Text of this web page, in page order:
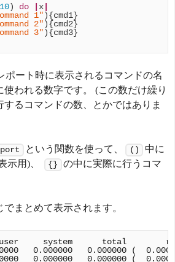
10) do x
1"){cmd1}
2"){cmd2}
3"){cmd3}
ポート時に表示されるコマンドの名
われる数字です。 (この数だけ繰り
るコマンドの数、とかではありま
という関数を使って、 ()
中に
示用)、
{}
の中に実際に行うコマ
まとめて表示されます。
system      total
0.000000   0.000000 (
0.000000   0.000000 (